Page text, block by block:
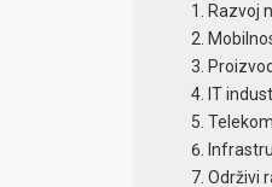
Razvoj
IT
Održivi